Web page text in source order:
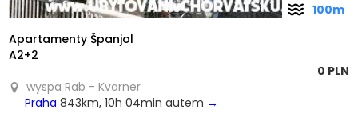
Apartamenty Španjol
A2+2
0 PLN
wyspa Rab - Kvarner
Praha 843km, 10h 04min autem →
100m